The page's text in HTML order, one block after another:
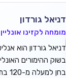
דניאל גורדון
מומחה לקזינו אונליין
דניאל גורדון הוא